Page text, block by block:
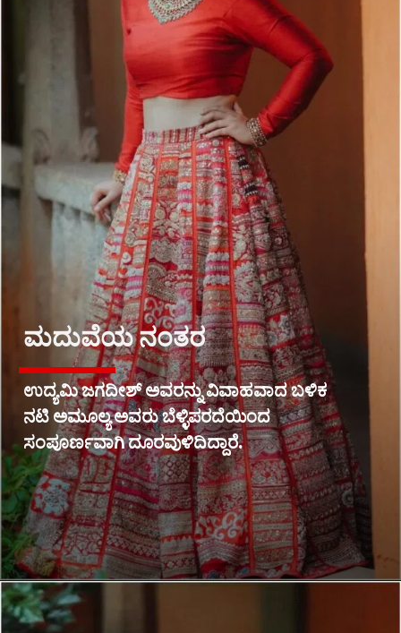
ಮದುವೆಯ ನಂತರ
ಉದ್ಯಮಿ ಜಗದೀಶ್ ಅವರನ್ನು ವಿವಾಹವಾದ ಬಳಿಕ
ನಟಿ ಅಮೂಲ್ಯ ಅವರು ಬೆಳ್ಳಿಪರದೆಯಿಂದ
ಸಂಪೂರ್ಣವಾಗಿ ದೂರವುಳಿದಿದ್ದಾರೆ.